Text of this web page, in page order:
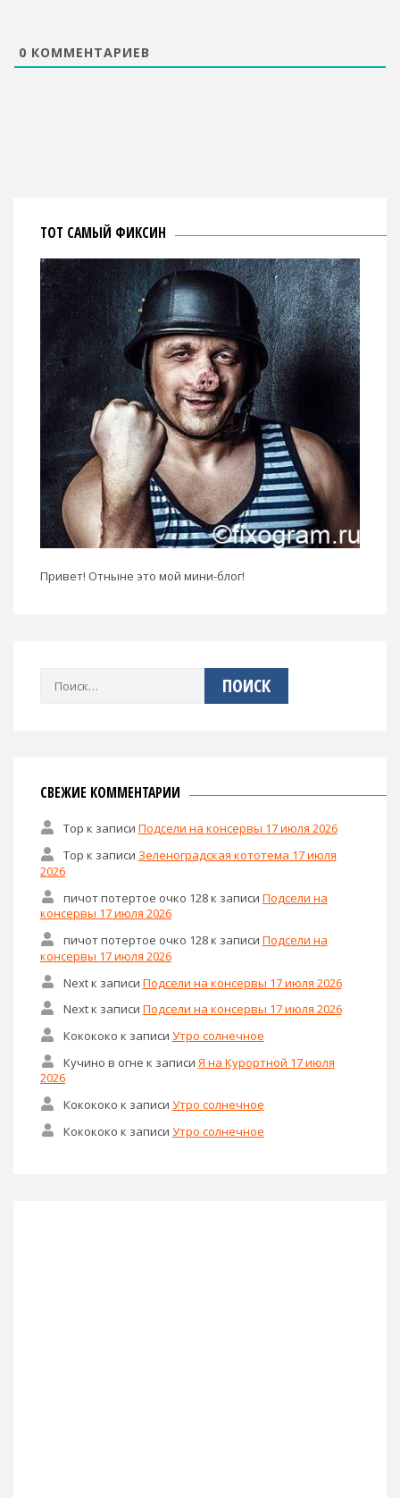
0 КОММЕНТАРИЕВ
ТОТ САМЫЙ ФИКСИН
Привет! Отныне это мой мини-блог!
Найти:
СВЕЖИЕ КОММЕНТАРИИ
Тор к записи Подсели на консервы 17 июля 2026
Тор к записи Зеленоградская кототема 17 июля
2026
пичот потертое очко 128к записи Подсели на
консервы 17 июля 2026
пичот потертое очко 128к записи Подсели на
консервы 17 июля 2026
Nextк записи Подсели на консервы 17 июля 2026
Nextк записи Подсели на консервы 17 июля 2026
Кокококо к записи Утро солнечное
Кучино в огне к записи Я на Курортной 17 июля
2026
Кокококо к записи Утро солнечное
Кокококо к записи Утро солнечное